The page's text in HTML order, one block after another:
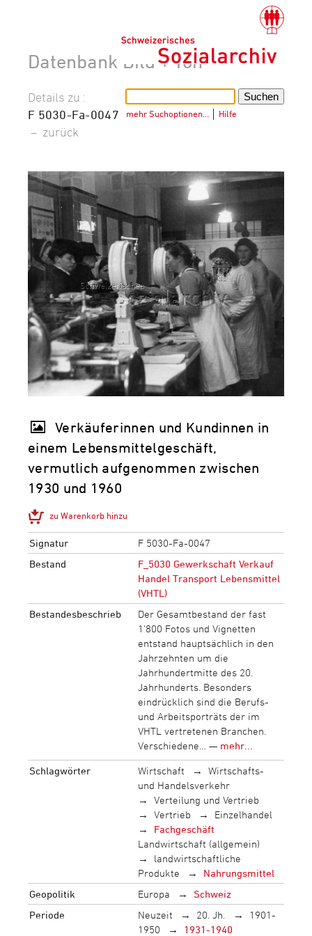
Datenbank Bild + Ton
mehr Suchoptionen… Hilfe
Details zu :
F 5030-Fa-0047
– zurück
Verkäuferinnen und Kundinnen in
einem Lebensmittelgeschäft,
vermutlich aufgenommen zwischen
1930 und 1960
zu Warenkorb hinzu
Signatur
F 5030-Fa-0047
Bestand
F_5030 Gewerkschaft Verkauf
Handel Transport Lebensmittel
(VHTL)
Bestandesbeschrieb
Der Gesamtbestand der fast
1‘800 Fotos und Vignetten
entstand hauptsächlich in den
Jahrzehnten um die
Jahrhundertmitte des 20.
Jahrhunderts. Besonders
eindrücklich sind die Berufs-
und Arbeitsporträts der im
VHTL vertretenen Branchen.
Verschiedene… — mehr...
Schlagwörter Wirtschaft
Wirtschafts-
und Handelsverkehr
Verteilung und Vertrieb
Vertrieb
Einzelhandel
Fachgeschäft
Landwirtschaft (allgemein)
landwirtschaftliche
Produkte
Nahrungsmittel
Geopolitik
Europa
Schweiz
Periode
Neuzeit 20. Jh.
1901-
1950
1931-1940